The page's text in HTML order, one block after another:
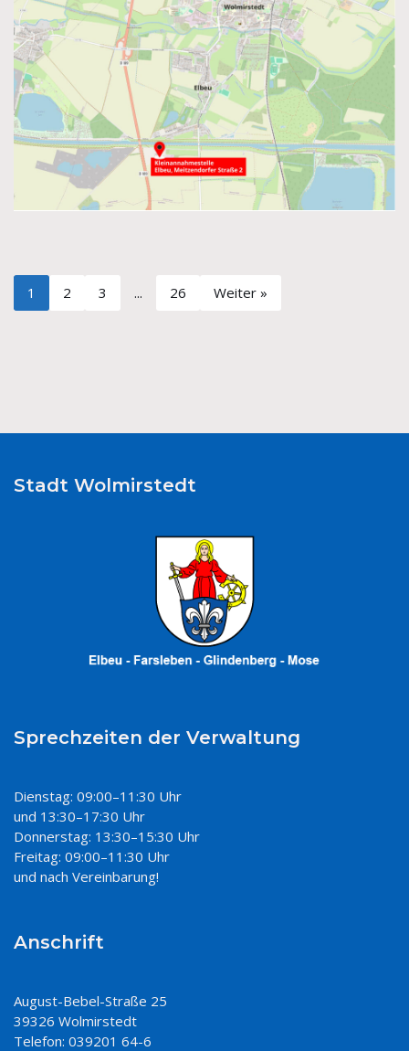
1 2 3 ... 26 Weiter »
Stadt Wolmirstedt
Sprechzeiten der Verwaltung
Dienstag: 09:00–11:30 Uhr
und 13:30–17:30 Uhr
Donnerstag: 13:30–15:30 Uhr
Freitag: 09:00–11:30 Uhr
und nach Vereinbarung!
Anschrift
August-Bebel-Straße 25
39326 Wolmirstedt
Telefon: 039201 64-6